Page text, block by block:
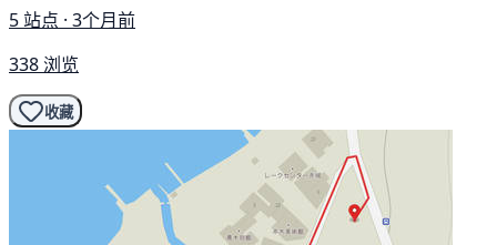
5 站点 · 3个月前
338 浏览
收藏